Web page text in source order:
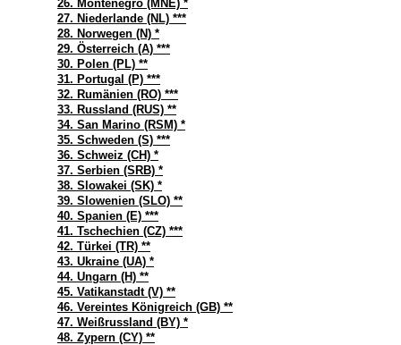
26. Montenegro (MNE) *
27. Niederlande (NL) ***
28. Norwegen (N) *
29. Österreich (A) ***
30. Polen (PL) **
31. Portugal (P) ***
32. Rumänien (RO) ***
33. Russland (RUS) **
34. San Marino (RSM) *
35. Schweden (S) ***
36. Schweiz (CH) *
37. Serbien (SRB) *
38. Slowakei (SK) *
39. Slowenien (SLO) **
40. Spanien (E) ***
41. Tschechien (CZ) ***
42. Türkei (TR) **
43. Ukraine (UA) *
44. Ungarn (H) **
45. Vatikanstadt (V) **
46. Vereintes Königreich (GB) **
47. Weißrussland (BY) *
48. Zypern (CY) **